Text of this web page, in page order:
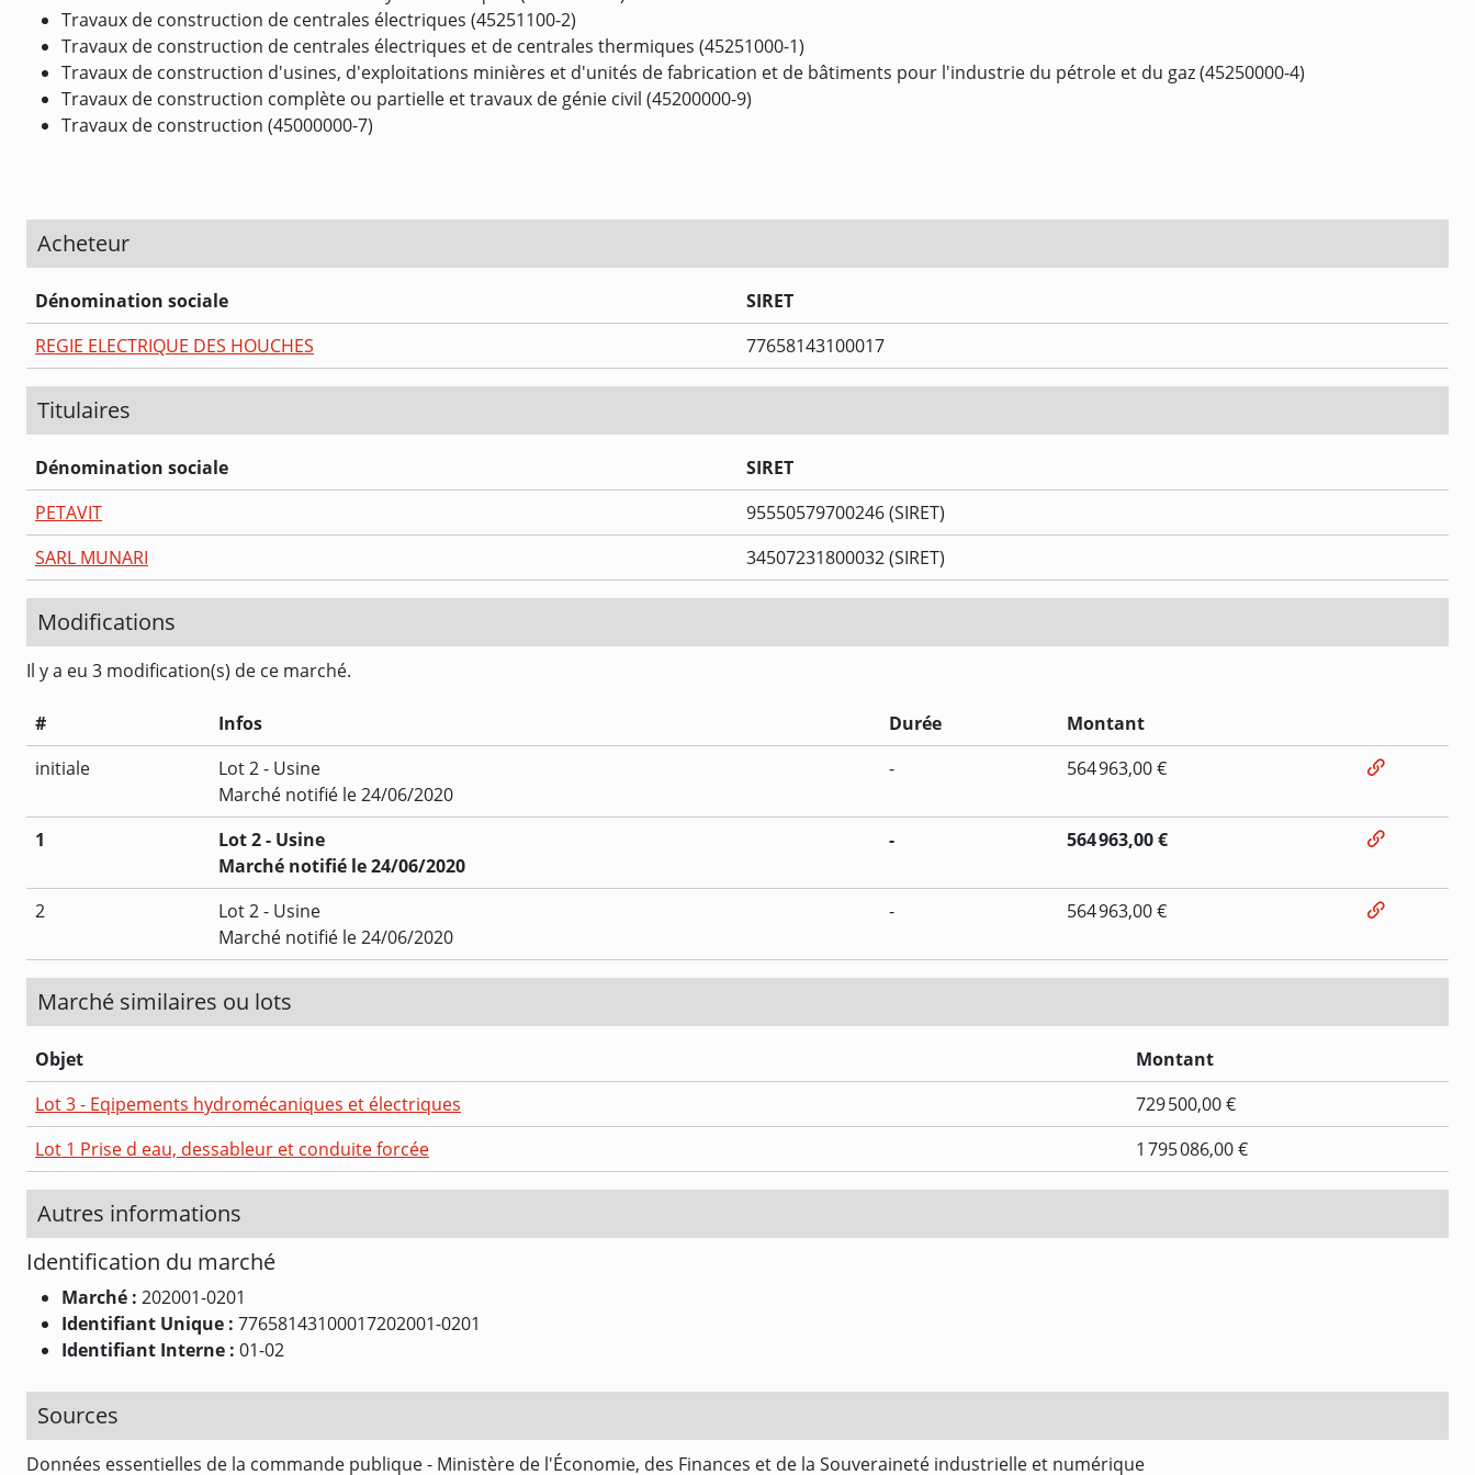
Travaux de construction de centrales électriques (45251100-2)
Travaux de construction de centrales électriques et de centrales thermiques (45251000-1)
Travaux de construction d'usines, d'exploitations minières et d'unités de fabrication et de bâtiments pour l'industrie du pétrole et du gaz (45250000-4)
Travaux de construction complète ou partielle et travaux de génie civil (45200000-9)
Travaux de construction (45000000-7)
Acheteur
Dénomination sociale
SIRET
REGIE ELECTRIQUE DES HOUCHES
77658143100017
Titulaires
Dénomination sociale
SIRET
PETAVIT
95550579700246 (SIRET)
SARL MUNARI
34507231800032 (SIRET)
Modifications
Il y a eu 3 modification(s) de ce marché.
# Infos Durée
Montant
initiale
Lot 2 - Usine
Marché notifié le 24/06/2020
- 564 963,00 €
1
Lot 2 - Usine
Marché notifié le 24/06/2020
- 564 963,00 €
2
Lot 2 - Usine
Marché notifié le 24/06/2020
- 564 963,00 €
Marché similaires ou lots
Objet
Montant
Lot 3 - Eqipements hydromécaniques et électriques
729 500,00 €
Lot 1 Prise d eau, dessableur et conduite forcée
1 795 086,00 €
Autres informations
Identification du marché
Marché : 202001-0201
Identifiant Unique : 77658143100017202001-0201
Identifiant Interne : 01-02
Sources
Données essentielles de la commande publique - Ministère de l'Économie, des Finances et de la Souveraineté industrielle et numérique